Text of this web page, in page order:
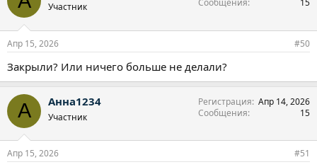
Участник
Сообщения
15
Апр 15, 2026 #50
Закрыли? Или ничего больше не делали?
А Анна1234
Участник
Регистрация Апр 14, 2026
Сообщения
15
Апр 15, 2026 #51